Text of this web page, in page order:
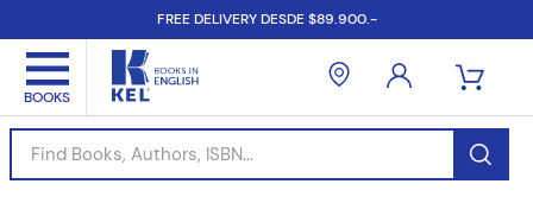
FREE DELIVERY DESDE $89.900.-
Find Books, Authors, ISBN...